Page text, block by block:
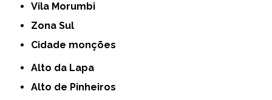
Vila Morumbi
Zona Sul
cidade monções
Alto da Lapa
Alto de Pinheiros